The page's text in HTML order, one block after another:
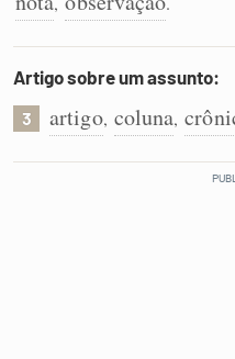
Caça-palavras
Dicionário
Artigo sobre um assunto:
3 artigo, coluna,